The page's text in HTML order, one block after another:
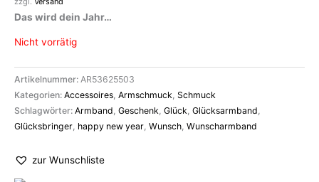
Das wird dein Jahr…
Nicht vorrätig
Artikelnummer: AR53625503
Kategorien: Accessoires, Armschmuck, Schmuck
Schlagwörter: Armband, Geschenk, Glück, Glücksarmband,
Glücksbringer, happy new year, Wunsch, Wunscharmband
zur Wunschliste